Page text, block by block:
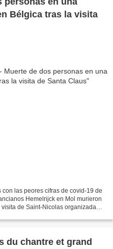
Bélgica tras la visita
las peores cifras de covid-19 de
Hemelrijck en Mol murieron
de Saint-Nicolas organizada
du chantre et grand